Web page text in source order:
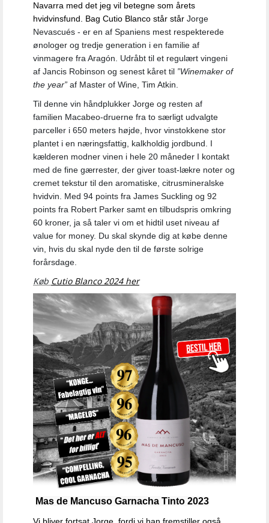
Navarra med det jeg vil betegne som årets
hvidvinsfund. Bag Cutio Blanco står står Jorge
Nevascués - er en af Spaniens mest respekterede
ønologer og tredje generation i en familie af
vinmagere fra Aragón. Udråbt til et regulært vingeni
af Jancis Robinson og senest kåret til ”Winemaker of
the year” af Master of Wine, Tim Atkin.
Til denne vin håndplukker Jorge og resten af
familien Macabeo-druerne fra to særligt udvalgte
parceller i 650 meters højde, hvor vinstokkene stor
plantet i en næringsfattig, kalkholdig jordbund. I
kælderen modner vinen i hele 20 måneder I kontakt
med de fine gærrester, der giver toast-lækre noter og
cremet tekstur til den aromatiske, citrusmineralske
hvidvin.
Med 94 points fra James Suckling og 92
points fra Robert Parker samt en tilbudspris omkring
60 kroner, ja så taler vi om et hidtil uset niveau af
value for money. Du skal skynde dig at købe denne
vin, hvis du skal nyde den til de første solrige
forårsdage.
Køb Cutio Blanco 2024 her
Mas de Mancuso Garnacha Tinto 2023